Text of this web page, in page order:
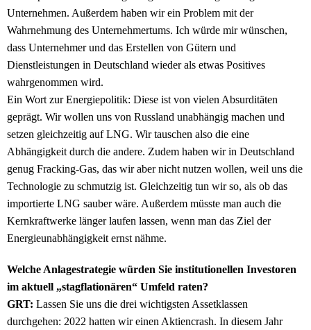
Unternehmen. Außerdem haben wir ein Problem mit der
Wahrnehmung des Unternehmertums. Ich würde mir wünschen,
dass Unternehmer und das Erstellen von Gütern und
Dienstleistungen in Deutschland wieder als etwas Positives
wahrgenommen wird.
Ein Wort zur Energiepolitik: Diese ist von vielen Absurditäten
geprägt. Wir wollen uns von Russland unabhängig machen und
setzen gleichzeitig auf LNG. Wir tauschen also die eine
Abhängigkeit durch die andere. Zudem haben wir in Deutschland
genug Fracking-Gas, das wir aber nicht nutzen wollen, weil uns die
Technologie zu schmutzig ist. Gleichzeitig tun wir so, als ob das
importierte LNG sauber wäre. Außerdem müsste man auch die
Kernkraftwerke länger laufen lassen, wenn man das Ziel der
Energieunabhängigkeit ernst nähme.
Welche Anlagestrategie würden Sie institutionellen Investoren
im aktuell „stagflationären“ Umfeld raten?
GRT: Lassen Sie uns die drei wichtigsten Assetklassen
durchgehen: 2022 hatten wir einen Aktiencrash. In diesem Jahr